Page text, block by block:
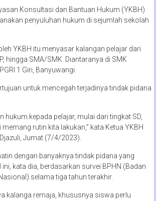
Konsultasi dan Bantuan Hukum (YKBH)
penyuluhan hukum di sejumlah sekolah
YKBH itu menyasar kalangan pelajar dari
hingga SMA/SMK. Diantaranya di SMK
1 Giri, Banyuwangi.
untuk mencegah terjadinya tindak pidana
hukum kepada pelajar, mulai dari tingkat SD,
memang rutin kita lakukan,” kata Ketua YKBH
Jumat (7/4/2023).
dengan banyaknya tindak pidana yang
kata dia, berdasarkan survei BPHN (Badan
selama tiga tahun terakhir.
kalanga remaja, khususnya siswa perlu